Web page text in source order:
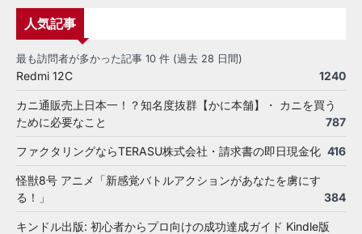
人気記事
最も訪問者が多かった記事 10 件 (過去 28 日間)
Redmi 12C 1240
カニ通販売上日本一！？知名度抜群【かに本舗】・ カニを買う
ために必要なこと
787
ファクタリングならTERASU株式会社・請求書の即日現金化 416
怪獣8号 アニメ「新感覚バトルアクションがあなたを虜にす
る！」
384
キンドル出版: 初心者からプロ向けの成功達成ガイド Kindle版